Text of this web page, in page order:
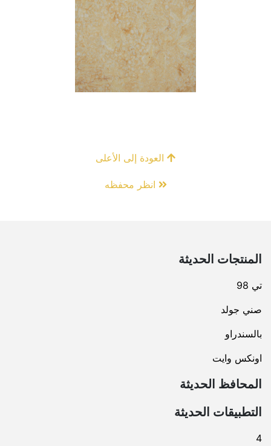
المنتجات الحديثة
تي 98
صني جولد
بالسندراو
اونكس وايت
المحافظ الحديثة
التطبيقات الحديثة
4